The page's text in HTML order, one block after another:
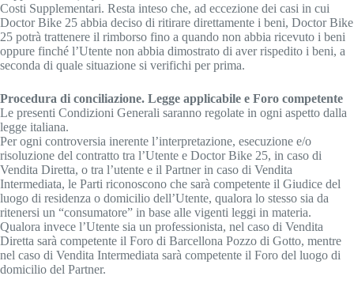
Costi Supplementari. Resta inteso che, ad eccezione dei casi in cui
Doctor Bike 25 abbia deciso di ritirare direttamente i beni, Doctor Bike
25 potrà trattenere il rimborso fino a quando non abbia ricevuto i beni
oppure finché l’Utente non abbia dimostrato di aver rispedito i beni, a
seconda di quale situazione si verifichi per prima.
Procedura di conciliazione. Legge applicabile e Foro competente
Le presenti Condizioni Generali saranno regolate in ogni aspetto dalla
legge italiana.
Per ogni controversia inerente l’interpretazione, esecuzione e/o
risoluzione del contratto tra l’Utente e Doctor Bike 25, in caso di
Vendita Diretta, o tra l’utente e il Partner in caso di Vendita
Intermediata, le Parti riconoscono che sarà competente il Giudice del
luogo di residenza o domicilio dell’Utente, qualora lo stesso sia da
ritenersi un “consumatore” in base alle vigenti leggi in materia.
Qualora invece l’Utente sia un professionista, nel caso di Vendita
Diretta sarà competente il Foro di Barcellona Pozzo di Gotto, mentre
nel caso di Vendita Intermediata sarà competente il Foro del luogo di
domicilio del Partner.